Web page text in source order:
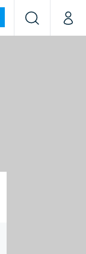
VyhledáváníMůj